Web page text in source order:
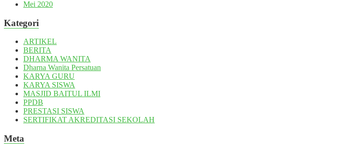
Mei 2020
Kategori
ARTIKEL
BERITA
DHARMA WANITA
Dharna Wanita Persatuan
KARYA GURU
KARYA SISWA
MASJID BAITUL ILMI
PPDB
PRESTASI SISWA
SERTIFIKAT AKREDITASI SEKOLAH
Meta